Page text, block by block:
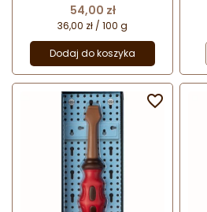
prezentowy w pudełku
Cena
54,00 zł
36,00 zł / 100 g
Dodaj do koszyka
